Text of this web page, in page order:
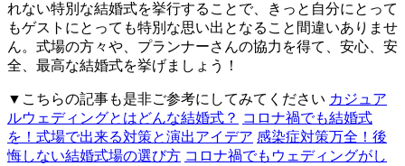
れない特別な結婚式を挙行することで、きっと自分にとって
もゲストにとっても特別な思い出となること間違いありませ
ん。式場の方々や、プランナーさんの協力を得て、安心、安
全、最高な結婚式を挙げましょう！
▼こちらの記事も是非ご参考にしてみてください カジュア
ルウェディングとはどんな結婚式？ コロナ禍でも結婚式
を！式場で出来る対策と演出アイデア 感染症対策万全！後
悔しない結婚式場の選び方 コロナ禍でもウェディングがし